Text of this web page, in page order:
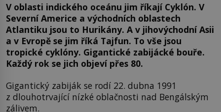
V oblasti indického oceánu jim říkají Cyklón. V
Severní Americe a východních oblastech
Atlantiku jsou to Hurikány. A v jihovýchodní Asii
a v Evropě se jim říká Tajfun. To vše jsou
tropické cyklóny. Gigantické zabijácké bouře.
Každý rok se jich objeví přes 80.
Gigantický zabiják se rodí 22. dubna 1991
z dlouhotrvající nízké oblačnosti nad Bengálským
zálivem.